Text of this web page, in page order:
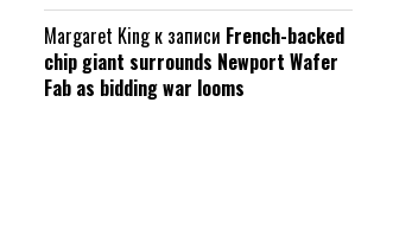
Margaret Kingк записи French-backed
chip giant surrounds Newport Wafer
Fab as bidding war looms